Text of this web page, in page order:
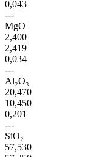
0,043
---
MgO
2,400
2,419
0,034
---
Al₂O₃
20,470
10,450
0,201
---
SiO₂
57,530